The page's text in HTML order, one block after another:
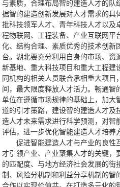
与素质，合理布局智的建造人才的队
据智的建造创新发展对人才需求的具
批科技领军人才、青年科技人才以及
程物联网、工程装备、产业互联网平
化、结构合理、素质优秀的技术创新
台。湖北要充分利用自身的市场、资
新基地、重大科技项目和重大工程建
同机构的相关人员联合承相重大项
间，最大限度释放人才活力。畅通智
单位在遵循市场规律的基础上，加大
道的引才策路，建设智的建造人才及
造人才未来需求进行科学预测，对智
评估，进一步优化智能建造人才培养
促进智能建造人才与产业的良性
才引领产业、产业聚集人才的关键，
的匹配度、与地方经济社会发展的街
制、风险分机制和利益分享机制的智